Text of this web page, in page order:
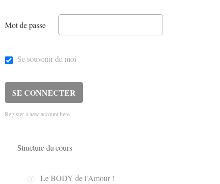
Mot de passe
Se souvenir de moi
Register a new account here
Structure du cours
Le BODY de l'Amour !